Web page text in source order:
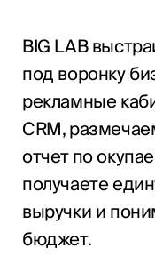
BIG LAB
под воронку
рекламные
CRM,
отчет по
получаете
выручки и
бюджет.